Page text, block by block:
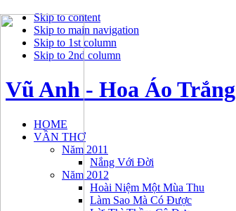
Skip to content
Skip to main navigation
Skip to 1st column
Skip to 2nd column
Vũ Anh - Hoa Áo Trắng
HOME
VẦN THƠ
Năm 2011
Nắng Với Đời
Năm 2012
Hoài Niệm Một Mùa Thu
Làm Sao Mà Có Được